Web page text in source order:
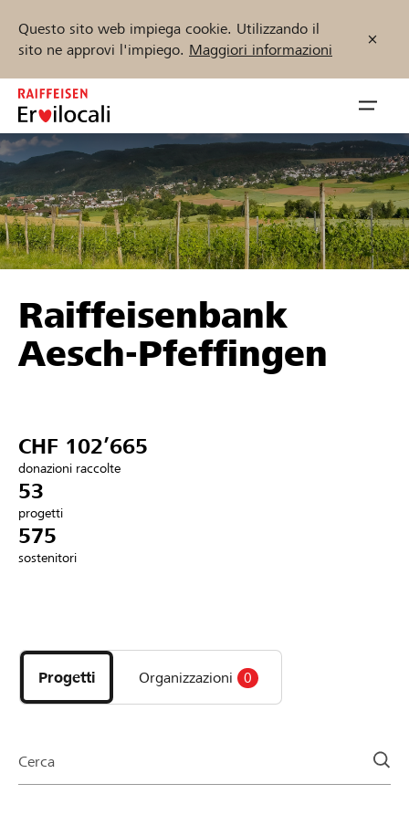
Questo sito web impiega cookie. Utilizzando il
sito ne approvi l'impiego. Maggiori informazioni
Zum
Inhalt
springen
öffnen
Sostenere
Aiuto & supporto
Collegarsi
Trova progetti e organizzazioni
Inizia ora
DE FR IT
Raiffeisenbank
Aesch-Pfeffingen
CHF 102’665
donazioni raccolte
53
progetti
575
sostenitori
i
progetti
e
della
Progetti Organizzazioni 0
Cerca